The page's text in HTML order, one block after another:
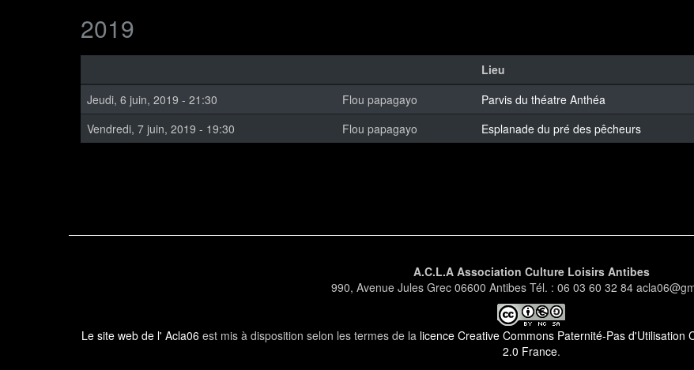
2019
Lieu
Jeudi, 6 juin, 2019 - 21:30
Flou papagayo
Parvis du théatre Anthéa
Vendredi, 7 juin, 2019 - 19:30
Flou papagayo Esplanade du pré des pêcheurs
A.C.L.A Association Culture Loisirs Antibes
990, Avenue Jules Grec 06600 Antibes Tél. : 06 03 60 32 84
Le site web de l' Acla06 est mis à disposition selon les termes de la licence Creative Commons Paternité-Pas
2.0 France.